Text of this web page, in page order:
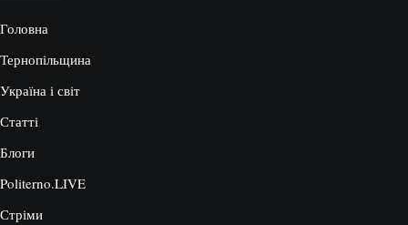
Головна
Тернопільщина
Україна і світ
Статті
Блоги
Politerno.LIVE
Стріми